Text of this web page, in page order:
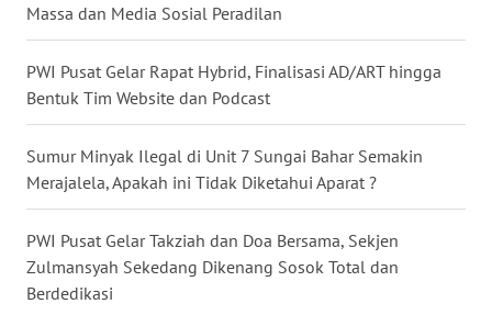
Massa dan Media Sosial Peradilan
PWI Pusat Gelar Rapat Hybrid, Finalisasi AD/ART hingga
Bentuk Tim Website dan Podcast
Sumur Minyak Ilegal di Unit 7 Sungai Bahar Semakin
Merajalela, Apakah ini Tidak Diketahui Aparat ?
PWI Pusat Gelar Takziah dan Doa Bersama, Sekjen
Zulmansyah Sekedang Dikenang Sosok Total dan
Berdedikasi
WN
KALTENG
WN
KALTARA
WN
WN
KALTIM